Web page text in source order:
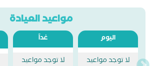
مواعيد العيادة
اليوم
لا توجد مواعيد
غداً
لا توجد مواعيد